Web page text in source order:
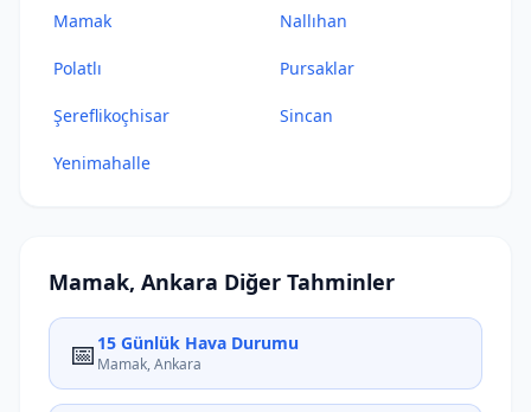
Mamak Nallıhan
Polatlı Pursaklar
Şereflikoçhisar Sincan
Yenimahalle
Mamak, Ankara Diğer Tahminler
📅 15 Günlük Hava Durumu
Mamak, Ankara